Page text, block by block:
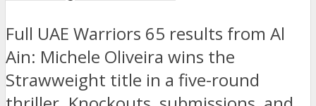
Full UAE Warriors 65 results from Al
Ain: Michele Oliveira wins the
Strawweight title in a five-round